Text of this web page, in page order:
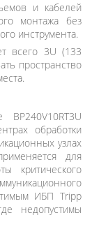
и кабелей
монтажа без
инструмента.
всего 3U (133
пространство
обработки
узлах
для
критического
ИБП Tripp
недопустимы